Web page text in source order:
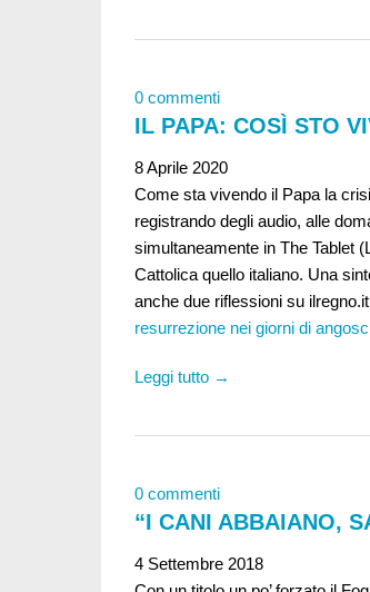
0 commenti
IL PAPA: COSÌ STO
8 Aprile 2020
Come sta vivendo il Papa la
registrando degli audio, alle
simultaneamente in The Tablet
Cattolica quello italiano. Una
anche due riflessioni su
resurrezione nei giorni di
Leggi tutto →
0 commenti
“I CANI ABBAIANO,
4 Settembre 2018